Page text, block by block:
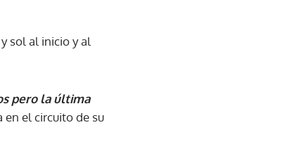
sol al inicio y al
pero la última
el circuito de su